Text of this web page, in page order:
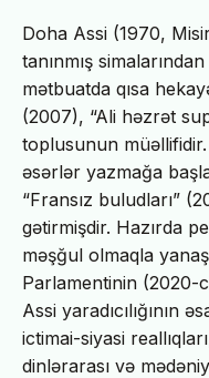
Doha Assi (1970,
tanınmış
mətbuatda qısa
(2007), “Ali həzrət
toplusunun
əsərlər yazmağa
“Fransız buludları”
gətirmişdir. Hazırda
məşğul olmaqla
Parlamentinin (2020-
Assi yaradıcılığının
ictimai-siyasi
dinlərarası və